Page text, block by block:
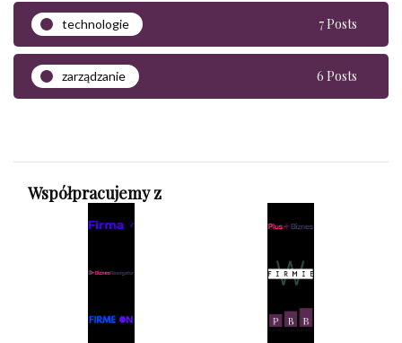
technologie 7 Posts
zarządzanie 6 Posts
Współpracujemy z